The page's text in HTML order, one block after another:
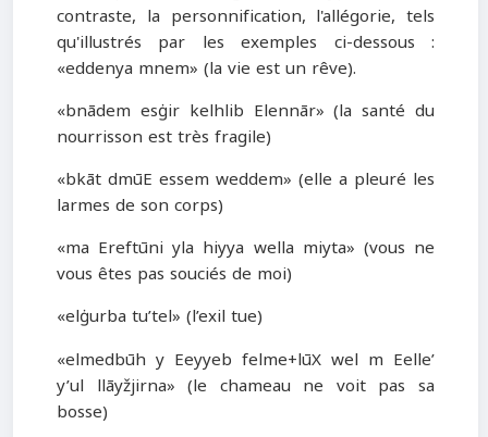
contraste, la personnification, l'allégorie, tels
qu'illustrés par les exemples ci-dessous :
«eddenya mnem» (la vie est un rêve).
«bnādem esġir kelhlib Elennār» (la santé du
nourrisson est très fragile)
«bkāt dmūE essem weddem» (elle a pleuré les
larmes de son corps)
«ma Ereftūni yla hiyya wella miyta» (vous ne
vous êtes pas souciés de moi)
«elġurba tu’tel» (l’exil tue)
«elmedbūh y Eeyyeb felme+lūX wel m Eelle’
y’ul llāyžjirna» (le chameau ne voit pas sa
bosse)